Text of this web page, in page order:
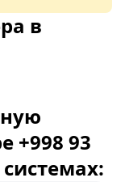
в
+998 93